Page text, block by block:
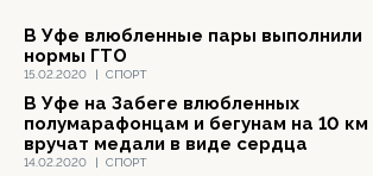
15.02.2020 | СПОРТ
В Уфе влюбленные пары выполнили
нормы ГТО
14.02.2020 | СПОРТ
В Уфе на Забеге влюбленных
полумарафонцам и бегунам на 10 км
вручат медали в виде сердца